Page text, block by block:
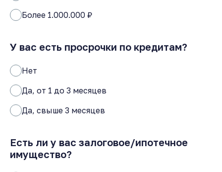
Более 1.000.000 ₽
У вас есть просрочки по кредитам?
Нет
Да, от 1 до 3 месяцев
Да, свыше 3 месяцев
Есть ли у вас залоговое/ипотечное
имущество?